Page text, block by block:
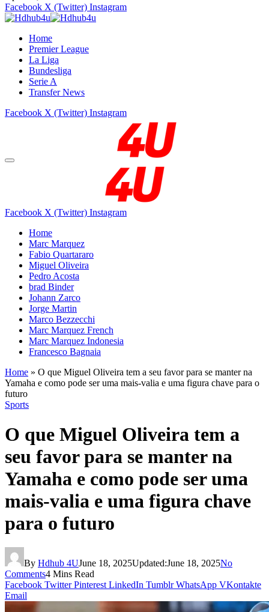
Facebook X (Twitter) Instagram
Home
Premier League
La Liga
Bundesliga
Serie A
Transfer News
Facebook X (Twitter) Instagram
Facebook X (Twitter) Instagram
Home
Marc Marquez
Fabio Quartararo
Miguel Oliveira
Pedro Acosta
brad Binder
Johann Zarco
Jorge Martin
Marco Bezzecchi
Marc Marquez French
Marc Marquez Indonesia
Francesco Bagnaia
Home » O que Miguel Oliveira tem a seu favor para se manter na
Yamaha e como pode ser uma mais-valia e uma figura chave para o
futuro
Sports
O que Miguel Oliveira tem a
seu favor para se manter na
Yamaha e como pode ser uma
mais-valia e uma figura chave
para o futuro
By Hdhub 4UJune 18, 2025Updated:June 18, 2025No
Comments4 Mins Read
Facebook Twitter Pinterest LinkedIn Tumblr WhatsApp VKontakte
Email